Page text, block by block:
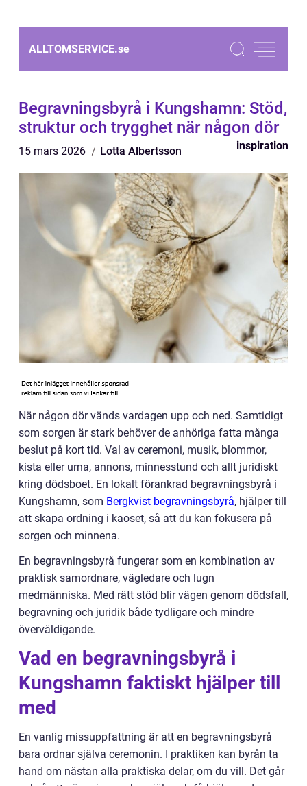
ALLTOMSERVICE.se
Begravningsbyrå i Kungshamn: Stöd,
struktur och trygghet när någon dör
15 mars 2026 Lotta Albertsson inspiration
När någon dör vänds vardagen upp och ned. Samtidigt
som sorgen är stark behöver de anhöriga fatta många
beslut på kort tid. Val av ceremoni, musik, blommor,
kista eller urna, annons, minnesstund och allt juridiskt
kring dödsboet. En lokalt förankrad begravningsbyrå i
Kungshamn, som Bergkvist begravningsbyrå, hjälper till
att skapa ordning i kaoset, så att du kan fokusera på
sorgen och minnena.
En begravningsbyrå fungerar som en kombination av
praktisk samordnare, vägledare och lugn
medmänniska. Med rätt stöd blir vägen genom dödsfall,
begravning och juridik både tydligare och mindre
överväldigande.
Vad en begravningsbyrå i
Kungshamn faktiskt hjälper till
med
En vanlig missuppfattning är att en begravningsbyrå
bara ordnar själva ceremonin. I praktiken kan byrån ta
hand om nästan alla praktiska delar, om du vill. Det går